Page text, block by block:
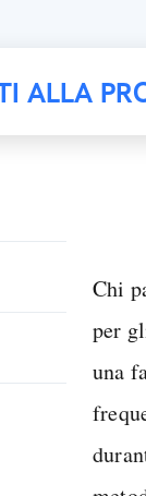
ALLA
Chi
per
una